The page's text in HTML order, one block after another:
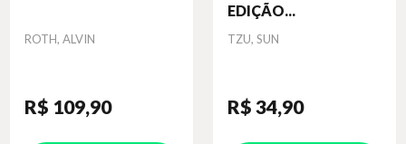
Autor
ROTH, ALVIN
R$ 109,90
EDIÇÃO...
Autor
TZU, SUN
R$ 34,90